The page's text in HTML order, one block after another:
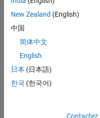
New Zealand (English)
中国
简体中文
English
日本 (日本語)
한국 (한국어)
Contactez